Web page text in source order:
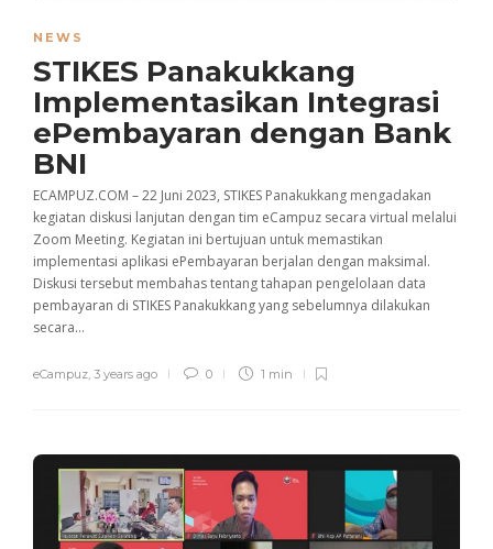
NEWS
STIKES Panakukkang
Implementasikan Integrasi
ePembayaran dengan Bank
BNI
ECAMPUZ.COM – 22 Juni 2023, STIKES Panakukkang mengadakan
kegiatan diskusi lanjutan dengan tim eCampuz secara virtual melalui
Zoom Meeting. Kegiatan ini bertujuan untuk memastikan
implementasi aplikasi ePembayaran berjalan dengan maksimal.
Diskusi tersebut membahas tentang tahapan pengelolaan data
pembayaran di STIKES Panakukkang yang sebelumnya dilakukan
secara...
eCampuz 3 years ago 0 1 min